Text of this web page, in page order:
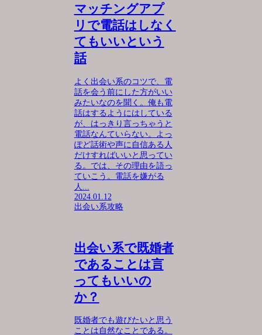
マッチングアプ
リで電話はしなく
てもいいという
話
よく出会い系のコツで、電
話を会う前にした方がいい
みたいなのを聞く。俺も電
話はするようにはしている
が、はっきり言っちゃうと
電話なんていらない。よっ
ぽど話術や声に自信ある人
だけすればいいと思ってい
る。では、その理由を語っ
ていこう。電話を嫌がる
人...
2024.01.12
出会い系攻略
出会い系で既婚者
であることは言
ってもいいの
か？
既婚者でも遊びたいと思う
ことは自然なことである。